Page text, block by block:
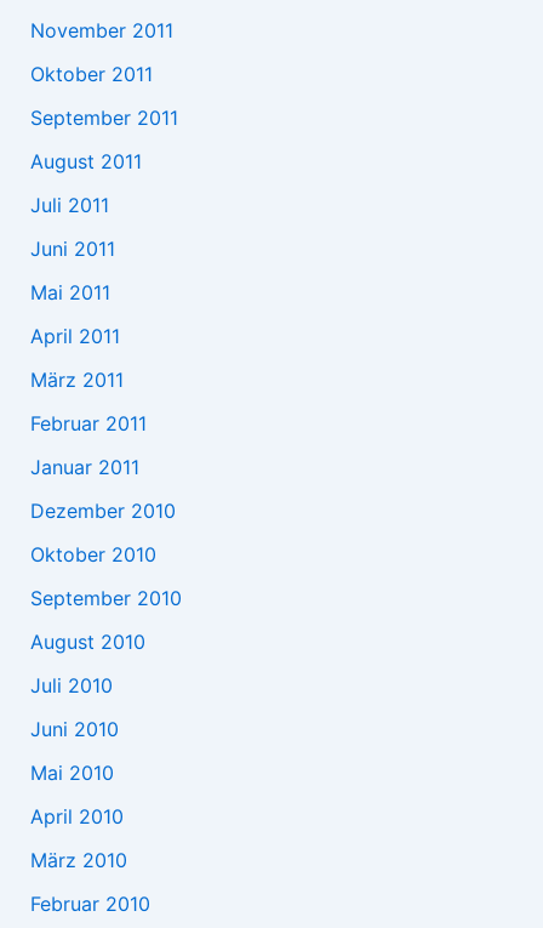
November 2011
Oktober 2011
September 2011
August 2011
Juli 2011
Juni 2011
Mai 2011
April 2011
März 2011
Februar 2011
Januar 2011
Dezember 2010
Oktober 2010
September 2010
August 2010
Juli 2010
Juni 2010
Mai 2010
April 2010
März 2010
Februar 2010